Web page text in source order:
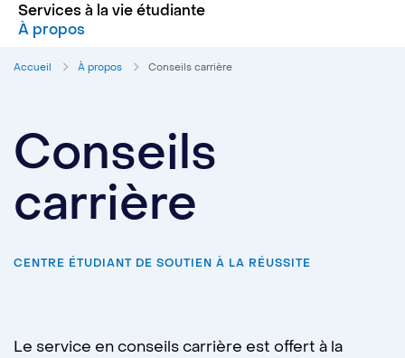
Services à la vie étudiante
À propos
Accueil À propos Conseils carrière
Conseils
carrière
CENTRE ÉTUDIANT DE SOUTIEN À LA RÉUSSITE
Le service en conseils carrière est offert à la